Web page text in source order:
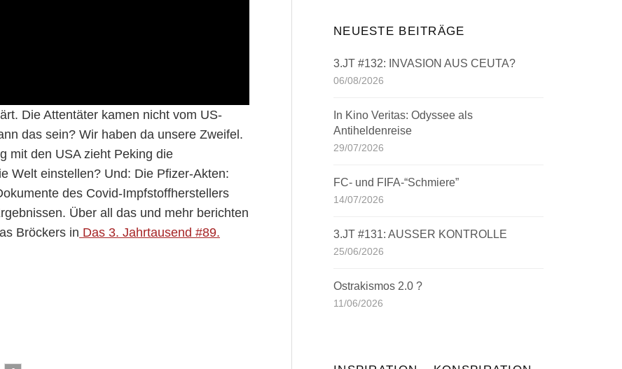
Die Attentäter kamen nicht vom US-
das sein? Wir haben da unsere Zweifel.
mit den USA zieht Peking die
Welt einstellen? Und: Die Pfizer-Akten:
des Covid-Impfstoffherstellers
Über all das und mehr berichten
Bröckers in Das 3. Jahrtausend #89.
NEUESTE BEITRÄGE
3.JT #132: INVASION AUS CEUTA?
06/08/2026
In Kino Veritas: Odyssee als
Antiheldenreise
29/07/2026
FC- und FIFA-“Schmiere”
14/07/2026
3.JT #131: AUSSER KONTROLLE
25/06/2026
Ostrakismos 2.0 ?
11/06/2026